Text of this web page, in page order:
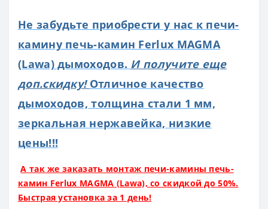
Не забудьте приобрести у нас к печи-
камину печь-камин Ferlux MAGMA
(Lawa) дымоходов. И получите еще
доп.скидку!Отличное качество
дымоходов, толщина стали 1 мм,
зеркальная нержавейка, низкие
цены!!!
А так же заказать монтаж печи-камины печь-
камин Ferlux MAGMA (Lawa), со скидкой до 50%.
Быстрая установка за 1 день!